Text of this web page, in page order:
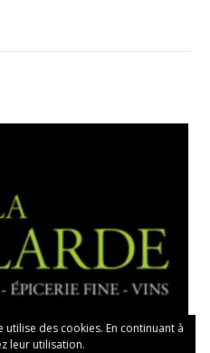
des cookies. En continuant à
leur utilisation.